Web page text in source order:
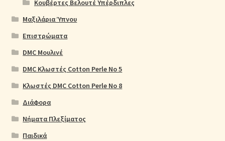
Κουβέρτες Βελουτέ Υπέρδιπλες
Μαξιλάρια Ύπνου
Επιστρώματα
DMC Μουλινέ
DMC Κλωστές Cotton Perle No 5
Κλωστές DMC Cotton Perle No 8
Διάφορα
Νήματα Πλεξίματος
Παιδικά